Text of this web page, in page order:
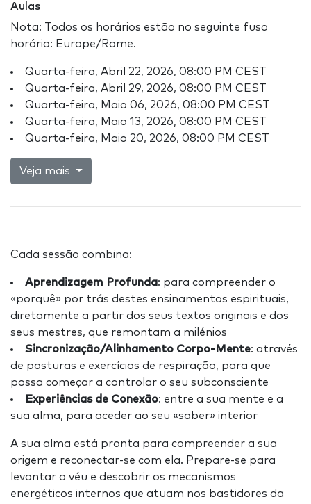
Aulas
Nota: Todos os horários estão no seguinte fuso
horário: Europe/Rome.
Quarta-feira, Abril 22, 2026, 08:00 PM CEST
Quarta-feira, Abril 29, 2026, 08:00 PM CEST
Quarta-feira, Maio 06, 2026, 08:00 PM CEST
Quarta-feira, Maio 13, 2026, 08:00 PM CEST
Quarta-feira, Maio 20, 2026, 08:00 PM CEST
Veja mais
Cada sessão combina:
Aprendizagem Profunda: para compreender o
«porquê» por trás destes ensinamentos espirituais,
diretamente a partir dos seus textos originais e dos
seus mestres, que remontam a milénios
Sincronização/Alinhamento Corpo-Mente: através
de posturas e exercícios de respiração, para que
possa começar a controlar o seu subconsciente
Experiências de Conexão: entre a sua mente e a
sua alma, para aceder ao seu «saber» interior
A sua alma está pronta para compreender a sua
origem e reconectar-se com ela. Prepare-se para
levantar o véu e descobrir os mecanismos
energéticos internos que atuam nos bastidores da